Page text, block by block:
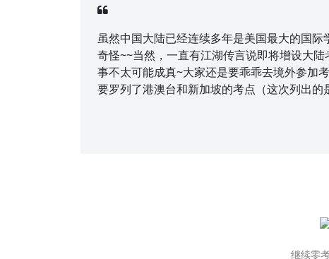
虽然中国大陆已经连续多年是美国最大的国
奇怪~~当然，一直有江湖传言说即将增设大
事不太可能成真~大家还是要乖乖去境外参加
要罗列了港澳台和新加坡的考点（这次列出的
继续零